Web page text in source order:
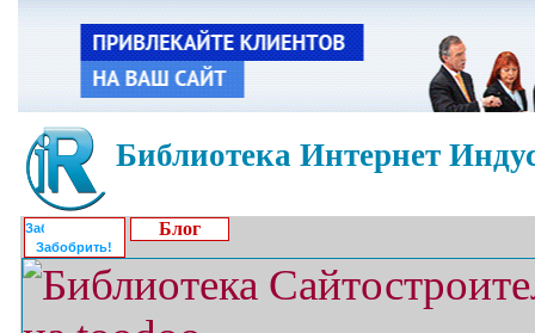
Библиотека Интернет
Забобрить!
Блог